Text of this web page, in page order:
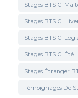
Stages BTS CI
Stages BTS CI
Stages BTS CI
Stages BTS CI Été
Stages Étranger
Témoignages De